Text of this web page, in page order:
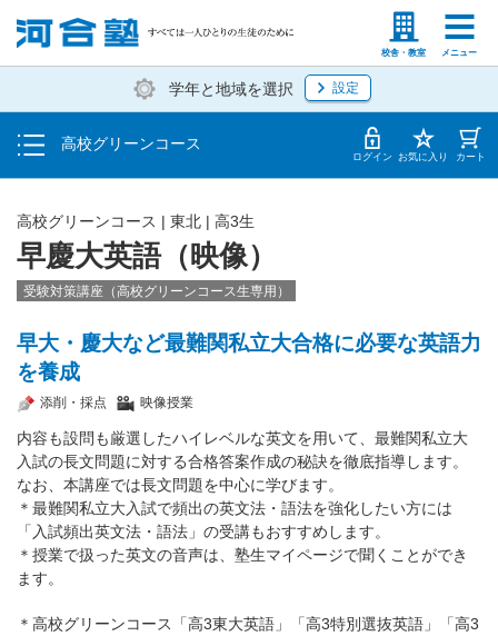
校舎・教室 メニュー
塾生の方 高等学校の先生
学年と地域を選択 設定
高校グリーンコース
学費の仕組み・支払方法
受講開始までの流れ
校舎・教室一覧 ログイン お気に入り カート
高校グリーンコース | 東北 | 高3生
早慶大英語（映像）
受験対策講座（高校グリーンコース生専用）
早大・慶大など最難関私立大合格に必要な英語力
を養成
添削・採点 映像授業
内容も設問も厳選したハイレベルな英文を用いて、最難関私立大
入試の長文問題に対する合格答案作成の秘訣を徹底指導します。
なお、本講座では長文問題を中心に学びます。
＊最難関私立大入試で頻出の英文法・語法を強化したい方には
「入試頻出英文法・語法」の受講もおすすめします。
＊授業で扱った英文の音声は、塾生マイページで聞くことができ
ます。
＊高校グリーンコース「高3東大英語」「高3特別選抜英語」「高3